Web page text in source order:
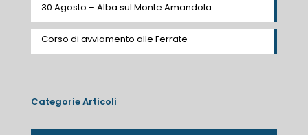
30 Agosto – Alba sul Monte Amandola
Corso di avviamento alle Ferrate
Categorie Articoli